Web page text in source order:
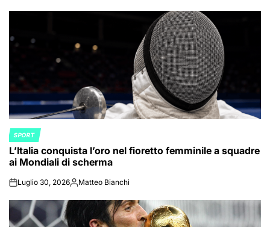
POSTED
IN
SPORT
L’Italia conquista l’oro nel fioretto femminile a squadre
ai Mondiali di scherma
onLuglio 30, 2026Posted
Matteo Bianchi